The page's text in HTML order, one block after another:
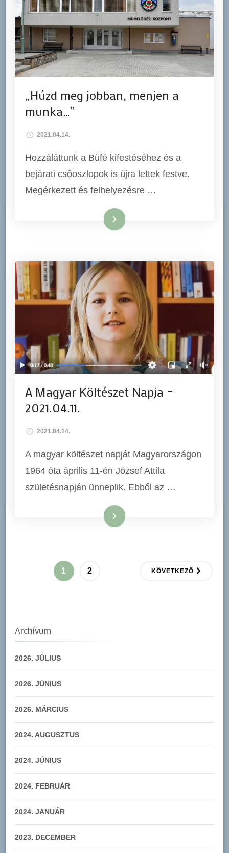
„Húzd meg jobban, menjen a
munka…”
2021.04.14.
Hozzáláttunk a Büfé kifestéséhez és a
bejárati csőoszlopok is újra lettek festve.
Megérkezett és felhelyezésre …
Tovább
A Magyar Költészet Napja –
2021.04.11.
2021.04.14.
A magyar költészet napját Magyarországon
1964 óta április 11-én József Attila
születésnapján ünneplik. Ebből az …
Tovább
Bejegyzések
OLDAL
1 OLDAL
2 KÖVETKEZŐ
Archívum
2026. JÚLIUS
2026. JÚNIUS
2026. MÁRCIUS
2024. AUGUSZTUS
2024. JÚNIUS
2024. FEBRUÁR
2024. JANUÁR
2023. DECEMBER